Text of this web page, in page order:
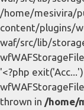
/home/mesivira/
content/plugins/
waf/src/lib/
'<?php
thrown in /home/